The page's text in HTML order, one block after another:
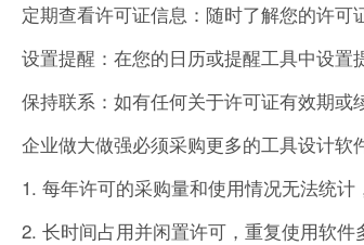
定期查看许可证信息：随时了解您的许可
设置提醒：在您的日历或提醒工具中设置
保持联系：如有任何关于许可证有效期
企业做大做强必须采购更多的工具设计软
1. 每年许可的采购量和使用情况无法统
2. 长时间占用并闲置许可，重复使用软